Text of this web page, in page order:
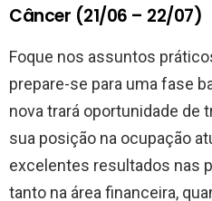
Câncer (21/06 – 22/07)
Foque nos assuntos
prepare-se para uma fase
nova trará oportunidade de
sua posição na ocupação
excelentes resultados nas
tanto na área financeira,